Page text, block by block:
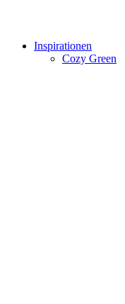
Inspirationen
Cozy Green